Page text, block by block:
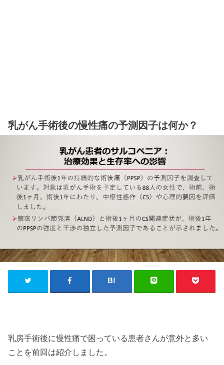
乳がん手術後の慢性痛の予測因子は何か？
乳房手術後に慢性痛で困っている患者さんが意外と多い
ことを前回は紹介しました。